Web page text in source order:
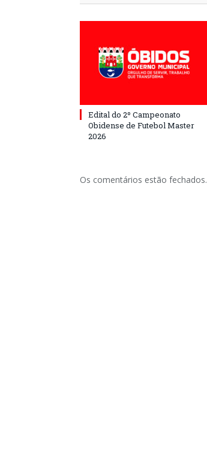
Edital do 2º Campeonato
Obidense de Futebol Master
2026
Os comentários estão fechados.